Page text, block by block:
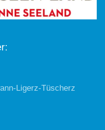
Ligerz-Tüscherz